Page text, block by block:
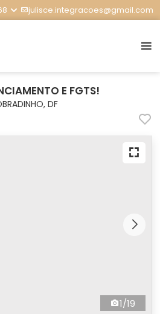
julisce.integracoes@gmail.com
E FGTS!
DF
1/19